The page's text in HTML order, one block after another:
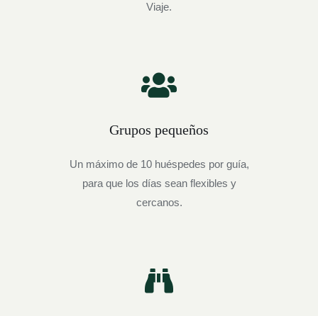
Viaje.
Grupos pequeños
Un máximo de 10 huéspedes por guía,
para que los días sean flexibles y
cercanos.